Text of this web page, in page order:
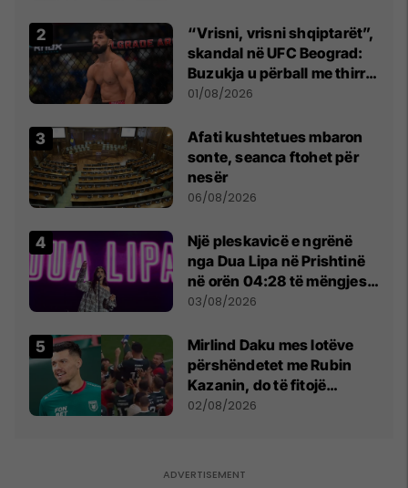
“Vrisni, vrisni shqiptarët”,
skandal në UFC Beograd:
Buzukja u përball me thirrje
anti-shqiptare nga
01/08/2026
Afati kushtetues mbaron
sonte, seanca ftohet për
nesër
06/08/2026
Një pleskavicë e ngrënë
nga Dua Lipa në Prishtinë
në orën 04:28 të mëngjesit
- dhe bota digjitale serbe
03/08/2026
Mirlind Daku mes lotëve
përshëndetet me Rubin
Kazanin, do të fitojë
miliona te Spartak Moska
02/08/2026